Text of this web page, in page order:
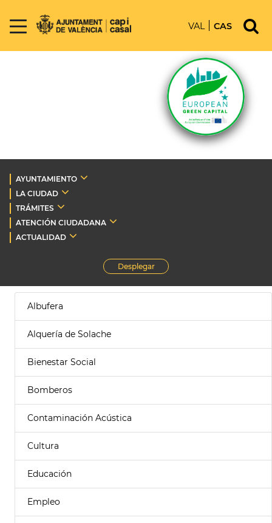
VAL CAS
AYUNTAMIENTO
LA CIUDAD
TRÁMITES
ATENCIÓN CIUDADANA
ACTUALIDAD
Desplegar
Albufera
Alquería de Solache
Bienestar Social
Bomberos
Contaminación Acústica
Cultura
Educación
Empleo